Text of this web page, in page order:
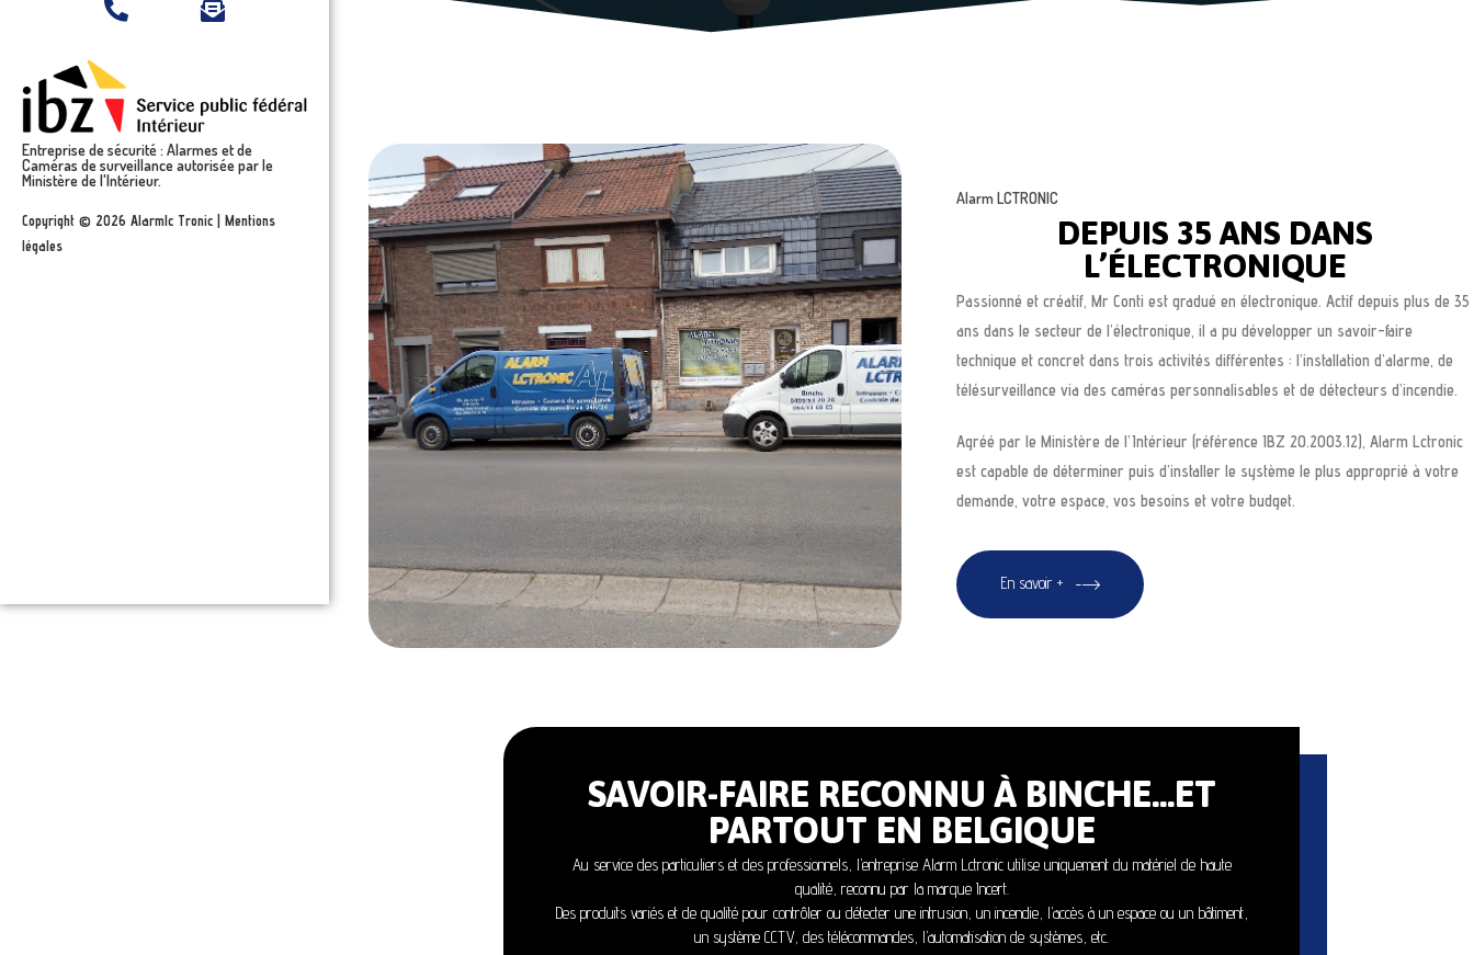
Entreprise de sécurité : Alarmes et de
Caméras de surveillance autorisée par le
Ministère de l'Intérieur.
Copyright © 2026 Alarmlc Tronic | Mentions
légales
Alarm LCTRONIC
DEPUIS 35 ANS DANS
L’ÉLECTRONIQUE
Passionné et créatif, Mr Conti est gradué en électronique. Actif depuis plus de 35
ans dans le secteur de l’électronique, il a pu développer un savoir-faire
technique et concret dans trois activités différentes : l’installation d’alarme, de
télésurveillance via des caméras personnalisables et de détecteurs d’incendie.
Agréé par le Ministère de l’Intérieur (référence IBZ 20.2003.12), Alarm Lctronic
est capable de déterminer puis d’installer le système le plus approprié à votre
demande, votre espace, vos besoins et votre budget.
En savoir +
SAVOIR-FAIRE RECONNU À BINCHE…ET
PARTOUT EN BELGIQUE
Au service des particuliers et des professionnels, l’entreprise Alarm Lctronic utilise uniquement du matériel de haute
qualité, reconnu par la marque Incert.
Des produits variés et de qualité pour contrôler ou détecter une intrusion, un incendie, l’accès à un espace ou un bâtiment,
un système CCTV, des télécommandes, l’automatisation de systèmes, etc.